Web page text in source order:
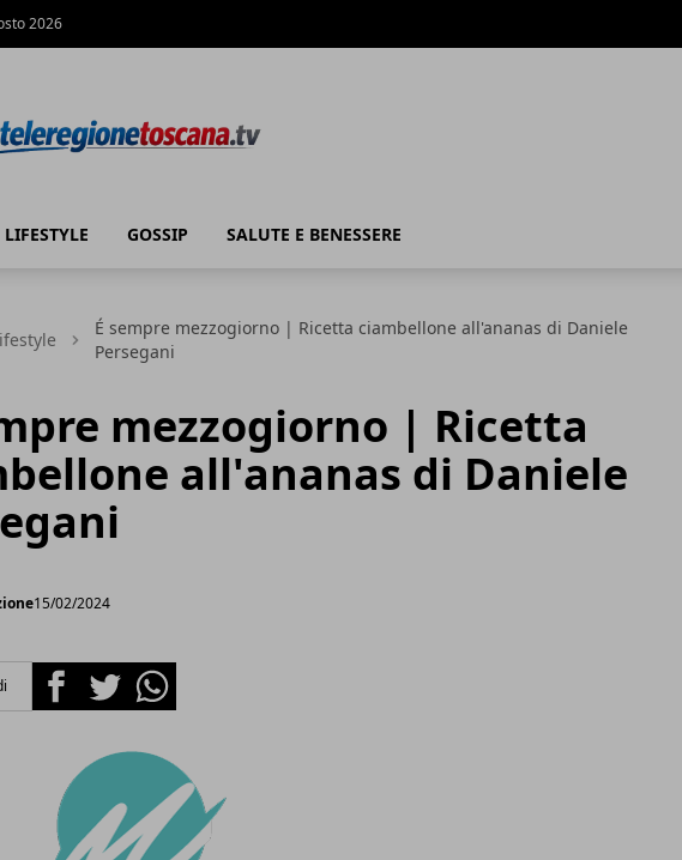
2026
LIFESTYLE GOSSIP SALUTE E BENESSERE
É sempre mezzogiorno | Ricetta ciambellone all'ananas di Daniele
Persegani
mezzogiorno | Ricetta
all'ananas di Daniele
15/02/2024
FacebookTwitterWhatsapp